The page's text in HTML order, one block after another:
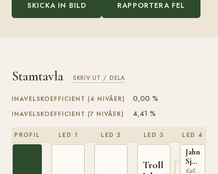
SKICKA IN BILD RAPPORTERA FEL
Stamtavla SKRIV UT / DELA
INAVELSKOEFFICIENT (4 NIVÅER) 0,00 %
INAVELSKOEFFICIENT (7 NIVÅER) 4,41 %
PROFIL LED 1 LED 2 LED 3
Troll
LED 4
Jahn
Sjur
(NO)
Kallblodig Travare